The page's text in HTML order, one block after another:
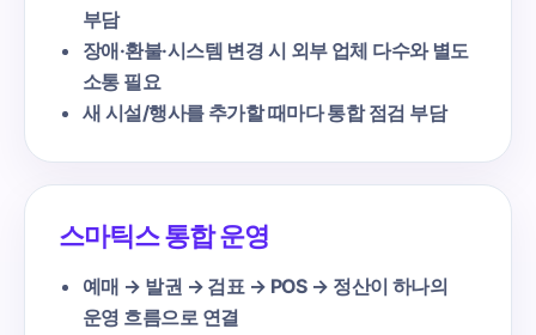
부담
장애·환불·시스템 변경 시 외부 업체 다수와 별도
소통 필요
새 시설/행사를 추가할 때마다 통합 점검 부담
스마틱스 통합 운영
예매 → 발권 → 검표 → POS → 정산이 하나의
운영 흐름으로 연결